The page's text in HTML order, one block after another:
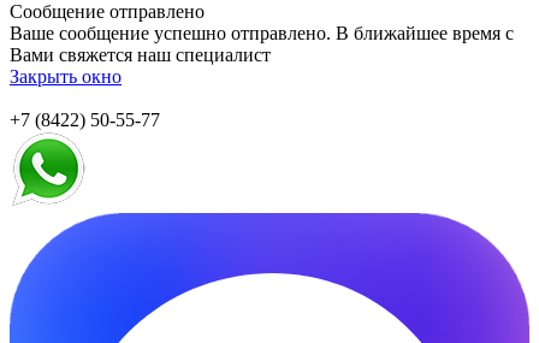
Сообщение отправлено
Ваше сообщение успешно отправлено. В ближайшее время с
Вами свяжется наш специалист
Закрыть окно
+7 (8422) 50-55-77